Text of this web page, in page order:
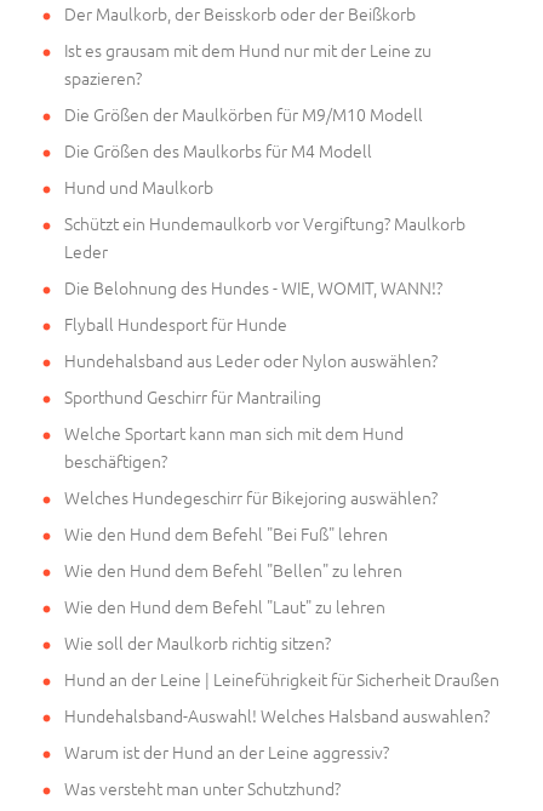
Der Maulkorb, der Beisskorb oder der Beißkorb
Ist es grausam mit dem Hund nur mit der Leine zu
spazieren?
Die Größen der Maulkörben für M9/M10 Modell
Die Größen des Maulkorbs für M4 Modell
Hund und Maulkorb
Schützt ein Hundemaulkorb vor Vergiftung? Maulkorb
Leder
Die Belohnung des Hundes - WIE, WOMIT, WANN!?
Flyball Hundesport für Hunde
Hundehalsband aus Leder oder Nylon auswählen?
Sporthund Geschirr für Mantrailing
Welche Sportart kann man sich mit dem Hund
beschäftigen?
Welches Hundegeschirr für Bikejoring auswählen?
Wie den Hund dem Befehl "Bei Fuß" lehren
Wie den Hund dem Befehl "Bellen" zu lehren
Wie den Hund dem Befehl "Laut" zu lehren
Wie soll der Maulkorb richtig sitzen?
Hund an der Leine | Leineführigkeit für Sicherheit Draußen
Hundehalsband-Auswahl! Welches Halsband auswahlen?
Warum ist der Hund an der Leine aggressiv?
Was versteht man unter Schutzhund?